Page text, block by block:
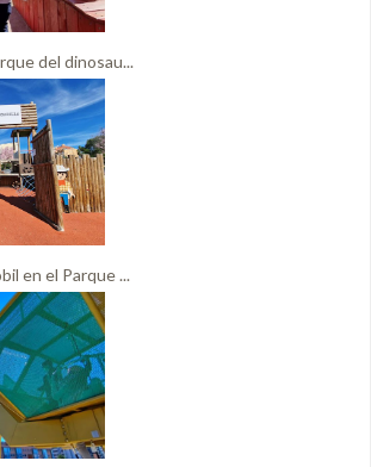
del dinosau...
en el Parque ...